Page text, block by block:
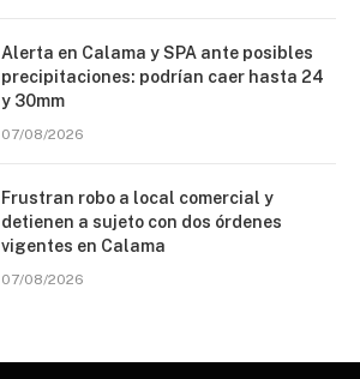
Alerta en Calama y SPA ante posibles
precipitaciones: podrían caer hasta 24
y 30mm
07/08/2026
Frustran robo a local comercial y
detienen a sujeto con dos órdenes
vigentes en Calama
07/08/2026